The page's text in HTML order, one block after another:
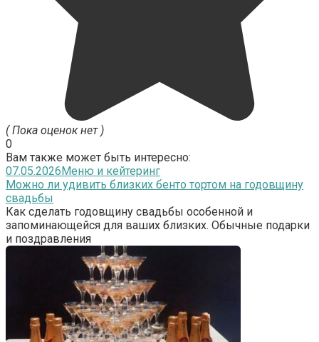
( Пока оценок нет )
0
Вам также может быть интересно:
07.05.2026Меню и кейтеринг
Можно ли удивить близких бенто тортом на годовщину
свадьбы
Как сделать годовщину свадьбы особенной и
запоминающейся для ваших близких. Обычные подарки
и поздравления